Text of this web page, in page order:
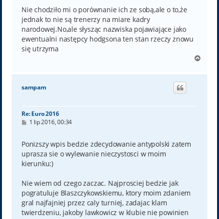
Nie chodziło mi o porównanie ich ze sobą,ale o to,że
jednak to nie są trenerzy na miare kadry
narodowej.No,ale słysząc nazwiska pojawiające jako
ewentualni następcy hodgsona ten stan rzeczy znowu
się utrzyma
g
sampam
Re: Euro 2016
P
t
1 lip 2016, 00:34
Ponizszy wpis bedzie zdecydowanie antypolski zatem
uprasza sie o wylewanie nieczystosci w moim
kierunku:)
Nie wiem od czego zaczac. Najprosciej bedzie jak
pogratuluje Blaszczykowskiemu, ktory moim zdaniem
gral najfajniej przez caly turniej, zadajac klam
twierdzeniu, jakoby lawkowicz w klubie nie powinien